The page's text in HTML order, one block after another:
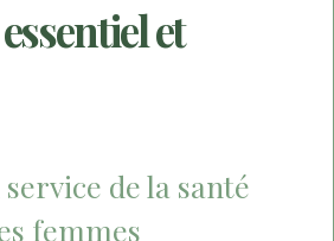
et
de la santé
femmes